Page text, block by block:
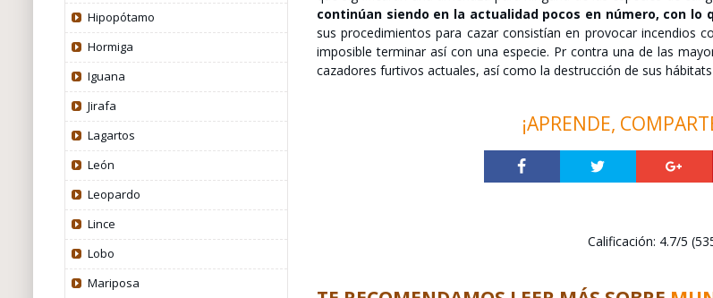
Hipopótamo
Hormiga
Iguana
Jirafa
Lagartos
León
Leopardo
Lince
Lobo
Mariposa
continúan siendo en la actualidad pocos en número, con lo
sus procedimientos para cazar consistían en provocar incendios
imposible terminar así con una especie. Pr contra una de las
cazadores furtivos actuales, así como la destrucción de sus
¡APRENDE,
Calificación: 4.7/5